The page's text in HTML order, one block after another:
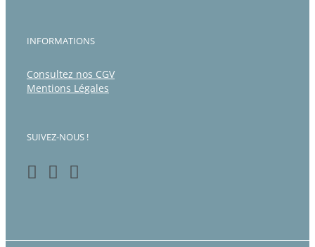
INFORMATIONS
Consultez nos CGV
Mentions Légales
SUIVEZ-NOUS !